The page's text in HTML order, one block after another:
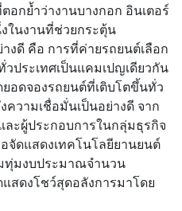
อกย้ำว่างานบางกอก อินเตอร์
ในงานที่ช่วยกระตุ้น
งดี คือ การที่ค่ายรถยนต์เลือก
ประเทศเป็นแคมเปญเดียวกัน
อดจองรถยนต์ที่เติบโตขึ้นทั่ว
ความเชื่อมั่นเป็นอย่างดี จาก
ะผู้ประกอบการในกลุ่มธุรกิจ
จัดแสดงเทคโนโลยียานยนต์
ทุ่มงบประมาณจำนวน
สดงโชว์สุดอลังการมาโดย